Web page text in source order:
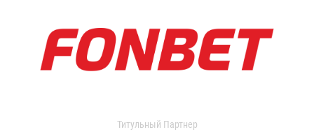
Титульный Партнер